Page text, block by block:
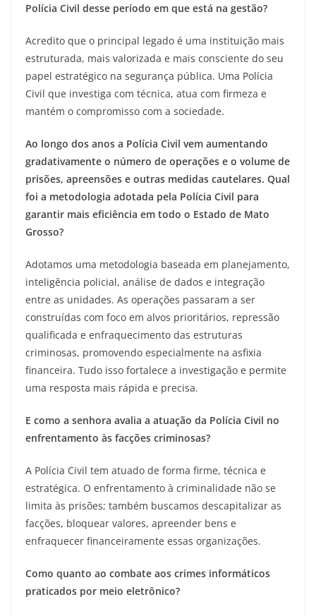
Polícia Civil desse período em que está na gestão?
Acredito que o principal legado é uma instituição mais
estruturada, mais valorizada e mais consciente do seu
papel estratégico na segurança pública. Uma Polícia
Civil que investiga com técnica, atua com firmeza e
mantém o compromisso com a sociedade.
Ao longo dos anos a Polícia Civil vem aumentando
gradativamente o número de operações e o volume de
prisões, apreensões e outras medidas cautelares. Qual
foi a metodologia adotada pela Polícia Civil para
garantir mais eficiência em todo o Estado de Mato
Grosso?
Adotamos uma metodologia baseada em planejamento,
inteligência policial, análise de dados e integração
entre as unidades. As operações passaram a ser
construídas com foco em alvos prioritários, repressão
qualificada e enfraquecimento das estruturas
criminosas, promovendo especialmente na asfixia
financeira. Tudo isso fortalece a investigação e permite
uma resposta mais rápida e precisa.
E como a senhora avalia a atuação da Polícia Civil no
enfrentamento às facções criminosas?
A Polícia Civil tem atuado de forma firme, técnica e
estratégica. O enfrentamento à criminalidade não se
limita às prisões; também buscamos descapitalizar as
facções, bloquear valores, apreender bens e
enfraquecer financeiramente essas organizações.
Como quanto ao combate aos crimes informáticos
praticados por meio eletrônico?